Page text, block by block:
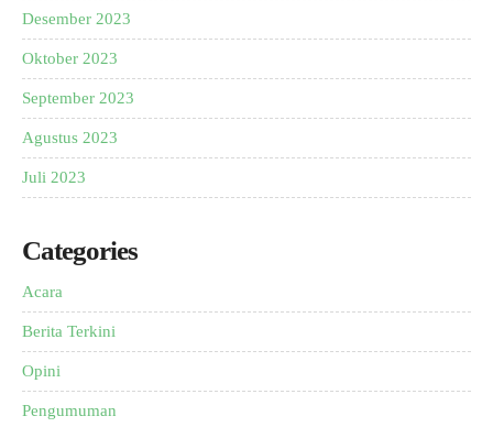
Desember 2023
Oktober 2023
September 2023
Agustus 2023
Juli 2023
Categories
Acara
Berita Terkini
Opini
Pengumuman